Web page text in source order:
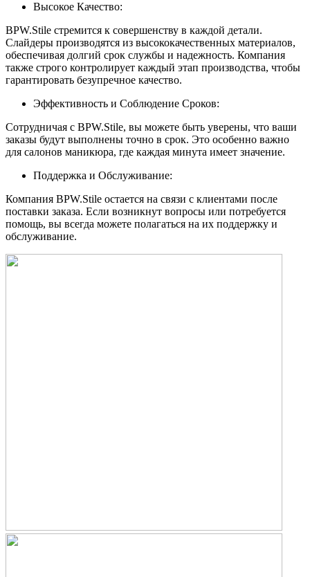
Высокое Качество:
BPW.Stile стремится к совершенству в каждой детали.
Слайдеры производятся из высококачественных материалов,
обеспечивая долгий срок службы и надежность. Компания
также строго контролирует каждый этап производства, чтобы
гарантировать безупречное качество.
Эффективность и Соблюдение Сроков:
Сотрудничая с BPW.Stile, вы можете быть уверены, что ваши
заказы будут выполнены точно в срок. Это особенно важно
для салонов маникюра, где каждая минута имеет значение.
Поддержка и Обслуживание:
Компания BPW.Stile остается на связи с клиентами после
поставки заказа. Если возникнут вопросы или потребуется
помощь, вы всегда можете полагаться на их поддержку и
обслуживание.